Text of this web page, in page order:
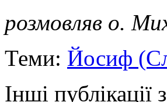
розмовляв о.
Теми: Йосиф
Інші публікації